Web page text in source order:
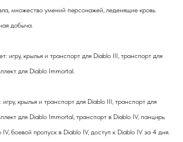
множество умений персонажей, леденящие кровь
добыча.
игру, крылья и транспорт для Diablo III, транспорт для
для Diablo Immortal.
крылья и транспорт для Diablo III, транспорт для
для Diablo Immortal, транспорт в Diablo IV, панцирь
боевой пропуск в Diablo IV, доступ к Diablo IV за 4 дня.